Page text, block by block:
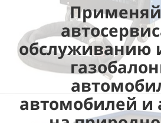
обслуживанию
автомобилей и